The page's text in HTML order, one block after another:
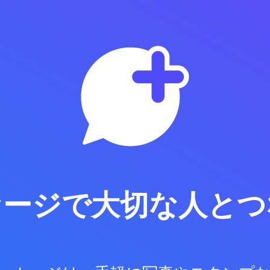
ジで大切な人と